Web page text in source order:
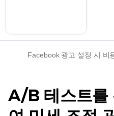
Facebook 광고 설정 시 비
A/B 테스트를